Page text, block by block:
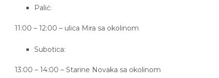
Palić:
11:00 – 12:00 – ulica Mira sa okolinom
Subotica:
13:00 – 14:00 – Starine Novaka sa okolinom